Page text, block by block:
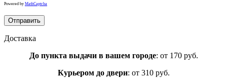
Powered by MathCaptcha
Доставка
До пункта выдачи в вашем городе: от 170 руб.
Курьером до двери: от 310 руб.